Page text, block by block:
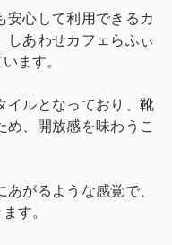
安心して利用できるカ
しあわせカフェらふぃ
ます。
イルとなっており、靴
め、開放感を味わうこ
がるような感覚で、
す。